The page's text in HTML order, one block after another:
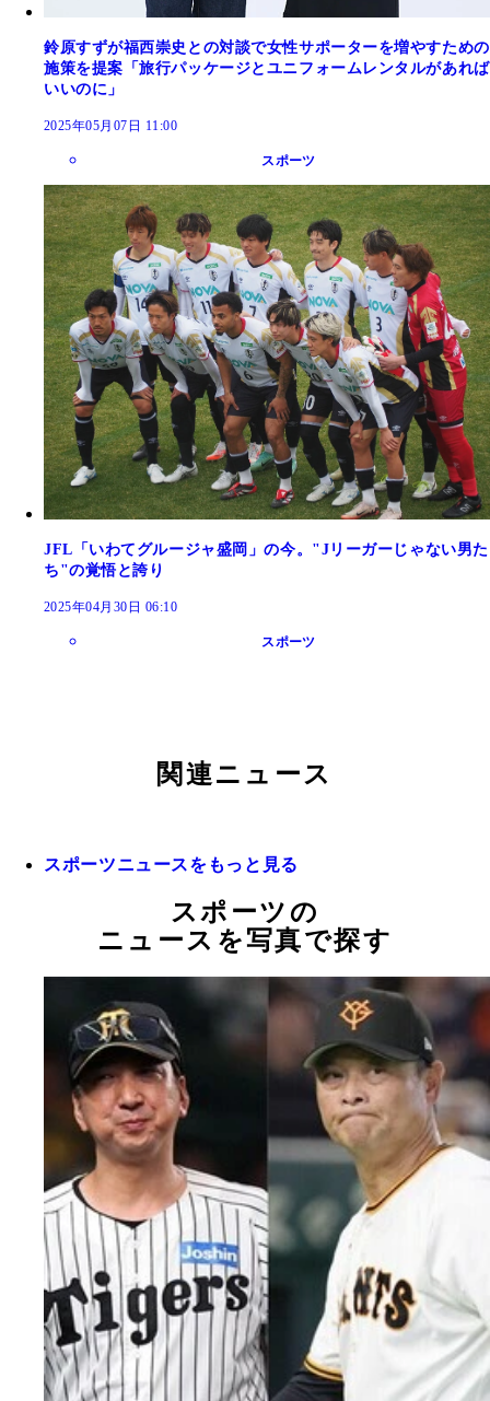
鈴原すずが福西崇史との対談で女性サポーターを増やすための
施策を提案「旅行パッケージとユニフォームレンタルがあれば
いいのに」
2025年05月07日 11:00
スポーツ
JFL「いわてグルージャ盛岡」の今。"Jリーガーじゃない男た
ち"の覚悟と誇り
2025年04月30日 06:10
スポーツ
関連ニュース
スポーツニュースをもっと見る
スポーツの
ニュースを写真で探す